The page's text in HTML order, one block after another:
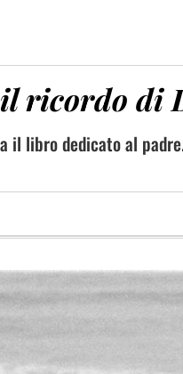
ricordo di
il libro dedicato al